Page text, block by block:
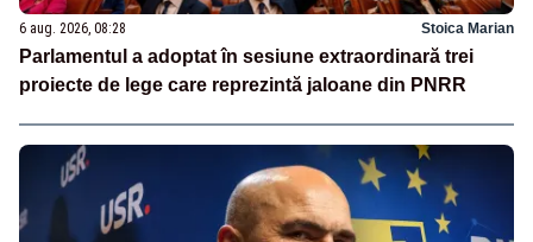
6 aug. 2026, 08:28 Stoica Marian
Parlamentul a adoptat în sesiune extraordinară trei
proiecte de lege care reprezintă jaloane din PNRR